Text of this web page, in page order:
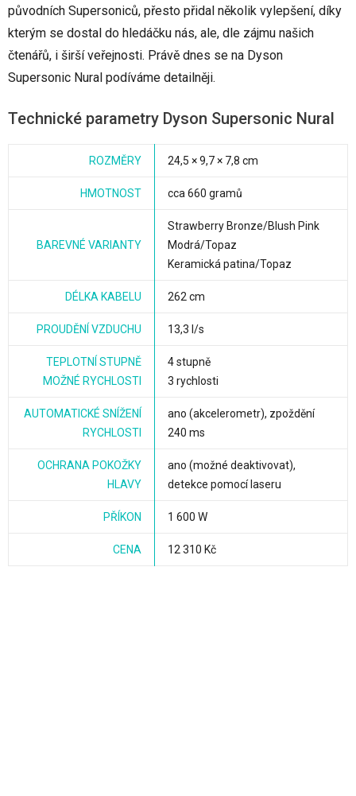
původních Supersoniců, přesto přidal několik vylepšení, díky
kterým se dostal do hledáčku nás, ale, dle zájmu našich
čtenářů, i širší veřejnosti. Právě dnes se na Dyson
Supersonic Nural podíváme detailněji.
Technické parametry Dyson Supersonic Nural
ROZMĚRY 24,5 × 9,7 × 7,8 cm
HMOTNOST cca 660 gramů
BAREVNÉ VARIANTY
Strawberry Bronze/Blush Pink
Modrá/Topaz
Keramická patina/Topaz
DÉLKA KABELU 262 cm
PROUDĚNÍ VZDUCHU 13,3 l/s
TEPLOTNÍ STUPNĚ
MOŽNÉ RYCHLOSTI
4 stupně
3 rychlosti
AUTOMATICKÉ SNÍŽENÍ
RYCHLOSTI
ano (akcelerometr), zpoždění
240 ms
OCHRANA POKOŽKY
HLAVY
ano (možné deaktivovat),
detekce pomocí laseru
PŘÍKON 1 600 W
CENA 12 310 Kč